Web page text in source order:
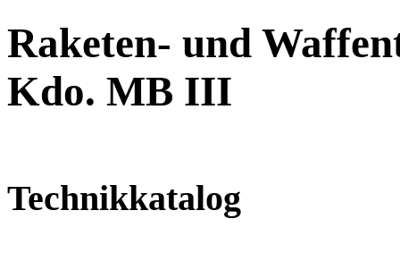
Raketen- und
Kdo. MB III
Technikkatalog